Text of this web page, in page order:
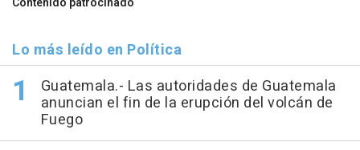
Lo más leído en Política
Guatemala.- Las autoridades de Guatemala
anuncian el fin de la erupción del volcán de
Fuego